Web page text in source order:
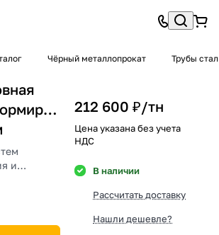
Чёрный металлопрокат Трубы
и
212 600 ₽/тн
Цена указана без учета
НДС
В наличии
Рассчитать доставку
Нашли дешевле?